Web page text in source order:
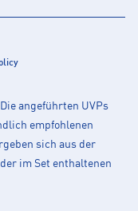
angeführten UVPs
empfohlenen
sich aus der
im Set enthaltenen